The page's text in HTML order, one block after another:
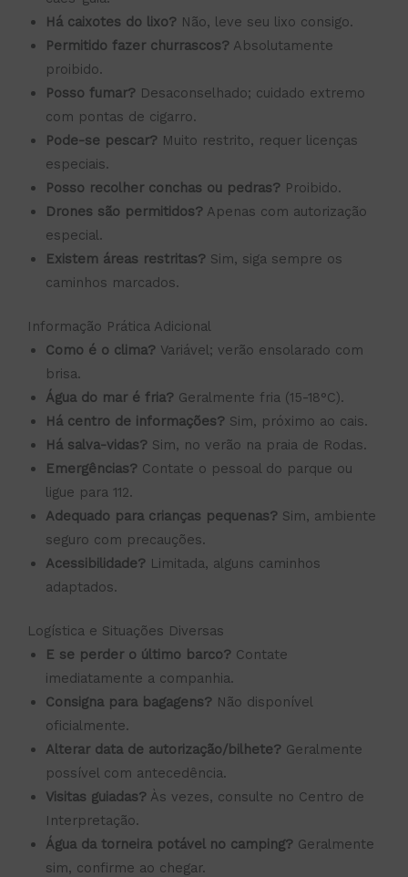
Há caixotes do lixo? Não, leve seu lixo consigo.
Permitido fazer churrascos? Absolutamente
proibido.
Posso fumar? Desaconselhado; cuidado extremo
com pontas de cigarro.
Pode-se pescar? Muito restrito, requer licenças
especiais.
Posso recolher conchas ou pedras? Proibido.
Drones são permitidos? Apenas com autorização
especial.
Existem áreas restritas? Sim, siga sempre os
caminhos marcados.
Informação Prática Adicional
Como é o clima? Variável; verão ensolarado com
brisa.
Água do mar é fria? Geralmente fria (15-18°C).
Há centro de informações? Sim, próximo ao cais.
Há salva-vidas? Sim, no verão na praia de Rodas.
Emergências? Contate o pessoal do parque ou
ligue para 112.
Adequado para crianças pequenas? Sim, ambiente
seguro com precauções.
Acessibilidade? Limitada, alguns caminhos
adaptados.
Logística e Situações Diversas
E se perder o último barco? Contate
imediatamente a companhia.
Consigna para bagagens? Não disponível
oficialmente.
Alterar data de autorização/bilhete? Geralmente
possível com antecedência.
Visitas guiadas? Às vezes, consulte no Centro de
Interpretação.
Água da torneira potável no camping? Geralmente
sim, confirme ao chegar.